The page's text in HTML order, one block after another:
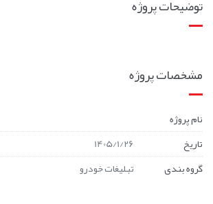
توضیحات پروژه
مشخصات پروژه
نام پروژه
تاریخ
1405/1/26
گروه بندی
تبلیغات خودرو